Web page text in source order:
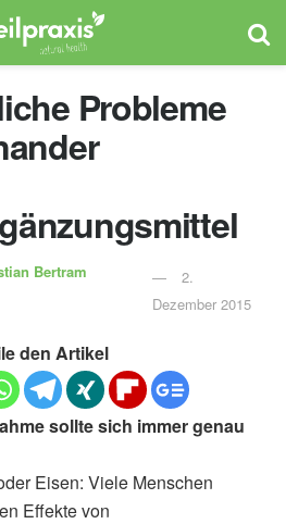
Probleme
Bertram
2.
Dezember 2015
den Artikel
sollte sich immer genau
Eisen: Viele Menschen
Effekte von